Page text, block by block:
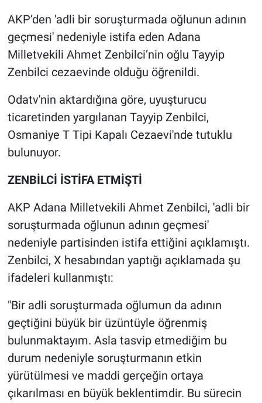
AKP’den 'adli bir soruşturmada oğlunun adının
geçmesi' nedeniyle istifa eden Adana
Milletvekili Ahmet Zenbilci’nin oğlu Tayyip
Zenbilci cezaevinde olduğu öğrenildi.
Odatv'nin aktardığına göre, uyuşturucu
ticaretinden yargılanan Tayyip Zenbilci,
Osmaniye T Tipi Kapalı Cezaevi'nde tutuklu
bulunuyor.
ZENBİLCİ İSTİFA ETMİŞTİ
AKP Adana Milletvekili Ahmet Zenbilci, 'adli bir
soruşturmada oğlunun adının geçmesi'
nedeniyle partisinden istifa ettiğini açıklamıştı.
Zenbilci, X hesabından yaptığı açıklamada şu
ifadeleri kullanmıştı:
"Bir adli soruşturmada oğlumun da adının
geçtiğini büyük bir üzüntüyle öğrenmiş
bulunmaktayım. Asla tasvip etmediğim bu
durum nedeniyle soruşturmanın etkin
yürütülmesi ve maddi gerçeğin ortaya
çıkarılması en büyük beklentimdir. Bu sürecin
Gündem Özel
Günün görüntüsü
İlan
Kimdir
Koronavirüs
Kültür Sanat
Ne demişti
Nedir
Programlar
Sağlık
Spor